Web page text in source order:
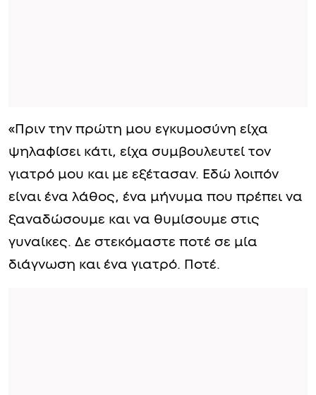
«Πριν την πρώτη μου εγκυμοσύνη είχα
ψηλαφίσει κάτι, είχα συμβουλευτεί τον
γιατρό μου και με εξέτασαν. Εδώ λοιπόν
είναι ένα λάθος, ένα μήνυμα που πρέπει να
ξαναδώσουμε και να θυμίσουμε στις
γυναίκες. Δε στεκόμαστε ποτέ σε μία
διάγνωση και ένα γιατρό. Ποτέ.